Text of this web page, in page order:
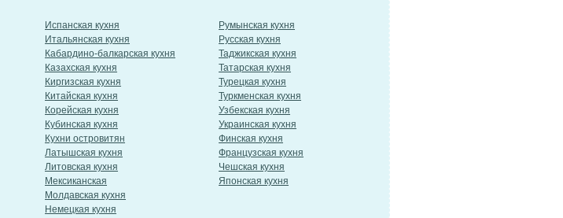
Испанская кухня
Итальянская кухня
Кабардино-балкарская кухня
Казахская кухня
Киргизская кухня
Китайская кухня
Корейская кухня
Кубинская кухня
Кухни островитян
Латышская кухня
Литовская кухня
Мексиканская
Молдавская кухня
Немецкая кухня
Румынская кухня
Русская кухня
Таджикская кухня
Татарская кухня
Турецкая кухня
Туркменская кухня
Узбекская кухня
Украинская кухня
Финская кухня
Французская кухня
Чешская кухня
Японская кухня